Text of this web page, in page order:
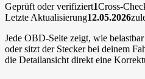
Geprüft oder verifiziert1Cross-
Letzte Aktualisierung12.05.2026
Jede OBD-Seite zeigt, wie
oder sitzt der Stecker bei deinem
die Detailansicht direkt eine